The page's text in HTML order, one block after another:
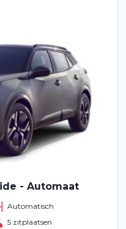
- Automaat
Automatisch
5 zitplaatsen